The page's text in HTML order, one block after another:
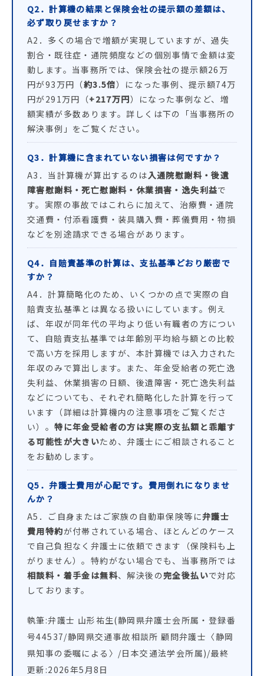
Q2．計算機の結果と保険会社の提示額の差額は、
必ず取り戻せますか？
A2．多くの場合で増額が実現していますが、過失
割合・既往症・通院頻度などの個別事情で金額は変
動します。当事務所では、保険会社の提示額26万
円が93万円（約3.5倍）になった事例、提示額74万
円が291万円（+217万円）になった事例など、増
額実績が多数あります。詳しくは下の「当事務所の
解決事例」をご覧ください。
Q3．計算機に含まれていない損害は何ですか？
A3．当計算機が算出するのは入通院慰謝料・後遺
障害慰謝料・死亡慰謝料・休業損害・逸失利益で
す。実際の事故ではこれらに加えて、治療費・通院
交通費・付添看護費・装具購入費・葬儀費用・物損
などを別途請求できる場合があります。
Q4．自賠責基準の計算は、支払基準どおり厳密で
すか？
A4．計算簡略化のため、いくつかの点で実際の自
賠責支払基準とは異なる扱いにしています。例え
ば、年収が同年代の平均より低い有職者の方につい
て、自賠責支払基準では年齢別平均給与額との比較
で高い方を採用しますが、本計算機では入力された
年収のみで算出します。また、年金受給者の死亡逸
失利益、休業損害の日額、後遺障害・死亡逸失利益
などについても、それぞれ簡略化した計算を行って
います（詳細は計算機内の注意事項をご覧くださ
い）。特に年金受給者の方は実際の支払額と乖離す
る可能性が大きいため、弁護士にご相談されること
をお勧めします。
Q5．弁護士費用が心配です。費用倒れになりませ
んか？
A5．ご自身またはご家族の自動車保険等に弁護士
費用特約が付帯されている場合、ほとんどのケース
で自己負担なく弁護士に依頼できます（保険料も上
がりません）。特約がない場合でも、当事務所では
相談料・着手金は無料、解決後の完全後払いで対応
しております。
執筆:弁護士 山形祐生(静岡県弁護士会所属・登録番
号44537/静岡県交通事故相談所 顧問弁護士〈静岡
県知事の委嘱による〉/日本交通法学会所属)/最終
更新:2026年5月8日